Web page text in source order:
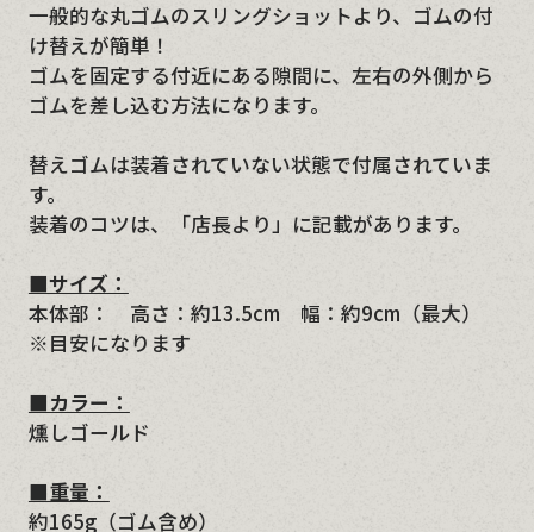
一般的な丸ゴムのスリングショットより、ゴムの付
け替えが簡単！
ゴムを固定する付近にある隙間に、左右の外側から
ゴムを差し込む方法になります。
替えゴムは装着されていない状態で付属されていま
す。
装着のコツは、「店長より」に記載があります。
■サイズ：
本体部： 高さ：約13.5cm 幅：約9cm（最大）
※目安になります
■カラー：
燻しゴールド
■重量：
約165g（ゴム含め）